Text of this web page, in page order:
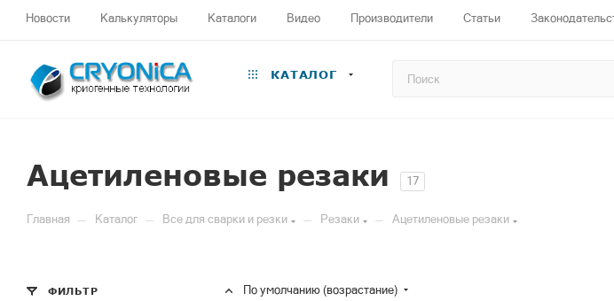
Новости Калькуляторы Каталоги Видео Производители Статьи
КАТАЛОГ
Ацетиленовые резаки 17
Главная — Каталог — Все для сварки и резки — Резаки — Ацетиленовые резаки
По умолчанию (возрастание)
ФИЛЬТР